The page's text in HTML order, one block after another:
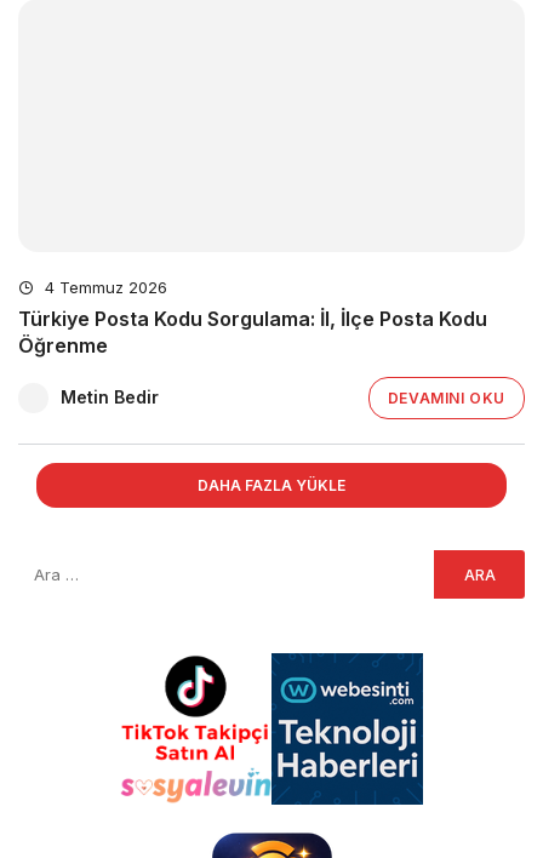
4 Temmuz 2026
Türkiye Posta Kodu Sorgulama: İl, İlçe Posta Kodu
Öğrenme
Metin Bedir DEVAMINI OKU
DAHA FAZLA YÜKLE